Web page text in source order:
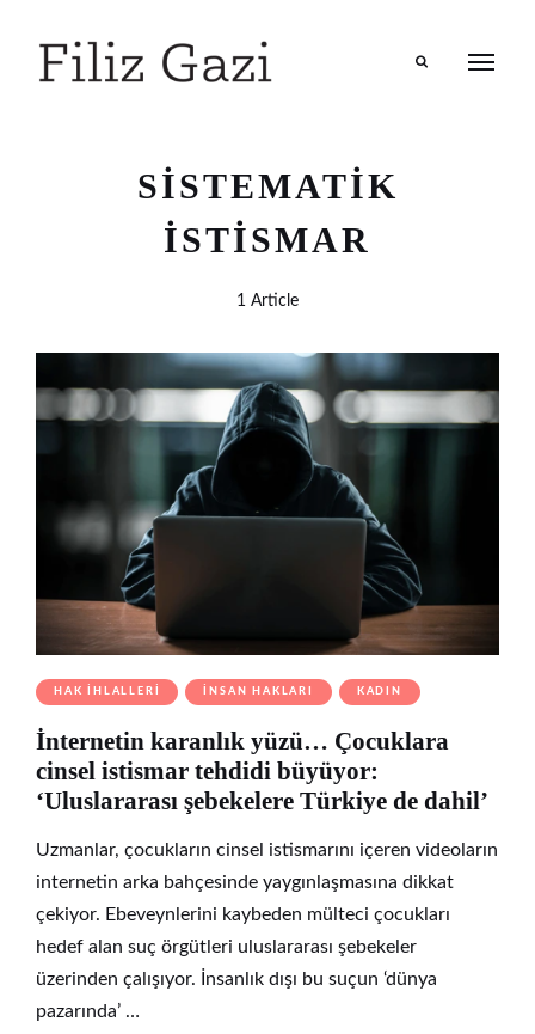
SISTEMATIK
ISTISMAR
1 Article
HAK İHLALLERI İNSAN HAKLARI KADIN
İnternetin karanlık yüzü… Çocuklara
cinsel istismar tehdidi büyüyor:
‘Uluslararası şebekelere Türkiye de dahil’
Uzmanlar, çocukların cinsel istismarını içeren videoların
internetin arka bahçesinde yaygınlaşmasına dikkat
çekiyor. Ebeveynlerini kaybeden mülteci çocukları
hedef alan suç örgütleri uluslararası şebekeler
üzerinden çalışıyor. İnsanlık dışı bu suçun ‘dünya
pazarında’ …